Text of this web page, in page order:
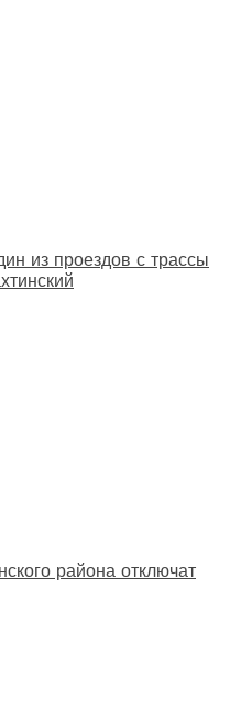
из проездов с трассы
района отключат